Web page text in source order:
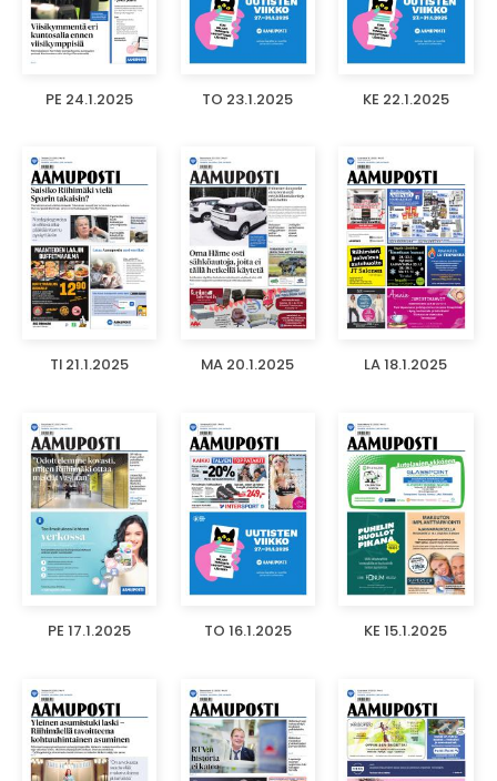
PE 24.1.2025 TO 23.1.2025 KE 22.1.2025
TI 21.1.2025 MA 20.1.2025 LA 18.1.2025
PE 17.1.2025 TO 16.1.2025 KE 15.1.2025